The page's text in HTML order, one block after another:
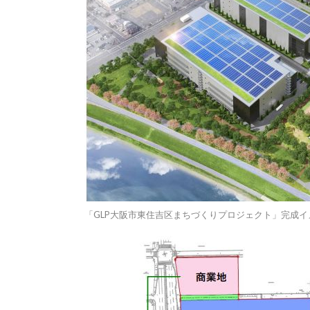
「GLP大阪市東住吉区まちづくりプロジェクト」完成